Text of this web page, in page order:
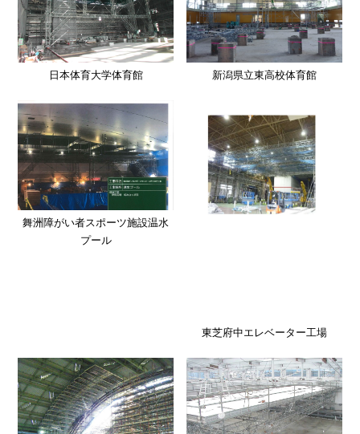
日本体育大学体育館 新潟県立東高校体育館
舞洲障がい者スポーツ施設温水
プール
東芝府中エレベーター工場